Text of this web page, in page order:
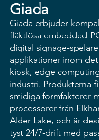
Giada
Giada erbjuder
fläktlösa embedded-
digital signage-
applikationer inom
kiosk, edge
industri. Produkterna
smidiga formfaktorer
processorer från
Alder Lake, och är
tyst 24/7-drift med